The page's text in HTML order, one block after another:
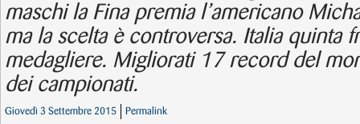
maschi la Fina premia l’americano
ma la scelta è controversa. Italia quinta
medagliere. Migliorati 17 record del
dei campionati.
Giovedì 3 Settembre 2015 Permalink